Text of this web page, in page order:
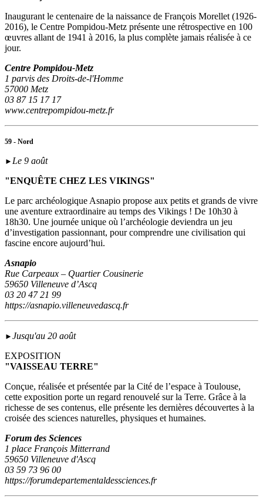
Inaugurant le centenaire de la naissance de François Morellet (1926-
2016), le Centre Pompidou-Metz présente une rétrospective en 100
œuvres allant de 1941 à 2016, la plus complète jamais réalisée à ce
jour.
Centre Pompidou-Metz
1 parvis des Droits-de-l'Homme
57000 Metz
03 87 15 17 17
www.centrepompidou-metz.fr
59 - Nord
► Le 9 août
"ENQUÊTE CHEZ LES VIKINGS"
Le parc archéologique Asnapio propose aux petits et grands de vivre
une aventure extraordinaire au temps des Vikings ! De 10h30 à
18h30. Une journée unique où l’archéologie deviendra un jeu
d’investigation passionnant, pour comprendre une civilisation qui
fascine encore aujourd’hui.
Asnapio
Rue Carpeaux – Quartier Cousinerie
59650 Villeneuve d’Ascq
03 20 47 21 99
https://asnapio.villeneuvedascq.fr
► Jusqu'au 20 août
EXPOSITION
"VAISSEAU TERRE"
Conçue, réalisée et présentée par la Cité de l’espace à Toulouse,
cette exposition porte un regard renouvelé sur la Terre. Grâce à la
richesse de ses contenus, elle présente les dernières découvertes à la
croisée des sciences naturelles, physiques et humaines.
Forum des Sciences
1 place François Mitterrand
59650 Villeneuve d'Ascq
03 59 73 96 00
https://forumdepartementaldessciences.fr